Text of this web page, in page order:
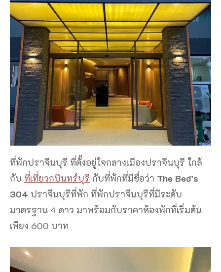
ที่พักปราจีนบุรี ที่ตั้งอยู่ใจกลางเมืองปราจีนบุรี ใกล้
กับ ที่เที่ยวกบินทร์บุรี กับที่พักที่มีชื่อว่า The Bed’s
304 ปราจีนบุรีที่พัก ที่พักปราจีนบุรีที่มีระดับ
มาตรฐาน 4 ดาว มาพร้อมกับราคาห้องพักที่เริ่มต้น
เพียง 600 บาท